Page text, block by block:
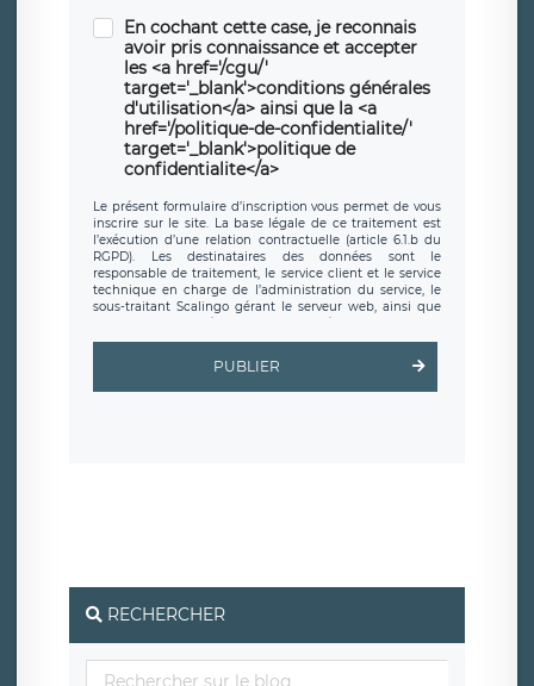
En cochant cette case, je reconnais
avoir pris connaissance et accepter
les <a href='/cgu/'
target='_blank'>conditions générales
d'utilisation</a> ainsi que la <a
href='/politique-de-confidentialite/'
target='_blank'>politique de
confidentialite</a>
Le présent formulaire d’inscription vous permet de vous
inscrire sur le site. La base légale de ce traitement est
l’exécution d’une relation contractuelle (article 6.1.b du
RGPD). Les destinataires des données sont le
responsable de traitement, le service client et le service
technique en charge de l’administration du service, le
sous-traitant Scalingo gérant le serveur web, ainsi que
toute personne légalement autorisée. Le formulaire
d’inscription est hébergé sur un serveur hébergé par
protection conformes au RGPD
. Les données collectées
sont conservées jusqu’à ce que l’Internaute en sollicite la
rue Léopold Sédar Senghor, joignable à l’adresse mail :
responsabledetraitement@legavox.fr. Vous avez
également le droit d’introduire une réclamation auprès
PUBLIER
RECHERCHER